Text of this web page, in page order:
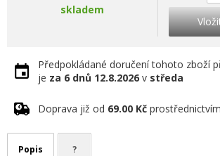
skladem
Předpokládané doručení tohoto zboží
je za 6 dnů 12.8.2026 v středa
Doprava již od 69.00 Kč prostřednictvím
Popis ?